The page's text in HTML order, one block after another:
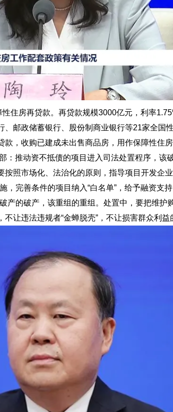
住房再贷款。再贷款规模3000亿元，利率
邮政储蓄银行、股份制商业银行等21家全国
，收购已建成未出售商品房，用作保障性住
：推动资不抵债的项目进入司法处置程序，该
照市场化、法治化的原则，指导项目开发企业
完善条件的项目纳入“白名单”，给予融资支
产的破产，该重组的重组。处置中，要把维护
让违法违规者“金蝉脱壳”，不让损害群众利益